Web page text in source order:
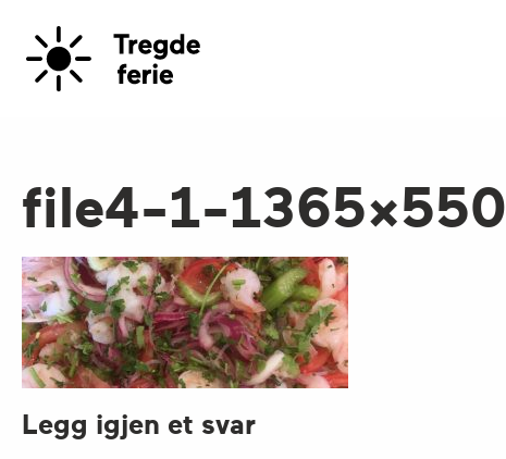
file4-1-1365×550
Legg igjen et svar